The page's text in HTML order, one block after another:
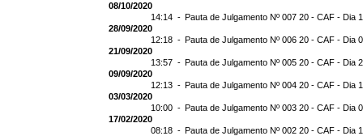
08/10/2020
14:14 - Pauta de Julgamento Nº 007 20 - CAF - Dia
28/09/2020
12:18 - Pauta de Julgamento Nº 006 20 - CAF - Dia
21/09/2020
13:57 - Pauta de Julgamento Nº 005 20 - CAF - Dia
09/09/2020
12:13 - Pauta de Julgamento Nº 004 20 - CAF - Dia
03/03/2020
10:00 - Pauta de Julgamento Nº 003 20 - CAF - Dia
17/02/2020
08:18 - Pauta de Julgamento Nº 002 20 - CAF - Dia